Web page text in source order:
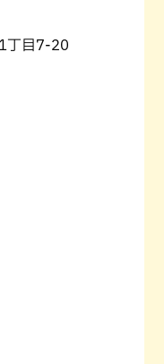
丁目7-20